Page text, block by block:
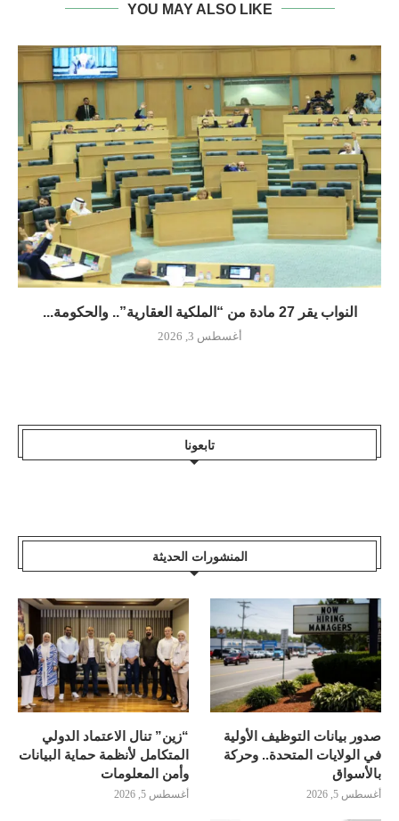
YOU MAY ALSO LIKE
النواب يقر 27 مادة من “الملكية العقارية”.. والحكومة...
أغسطس 3, 2026
تابعونا
المنشورات الحديثة
صدور بيانات التوظيف الأولية
في الولايات المتحدة.. وحركة
بالأسواق
أغسطس 5, 2026
“زين” تنال الاعتماد الدولي
المتكامل لأنظمة حماية البيانات
وأمن المعلومات
أغسطس 5, 2026